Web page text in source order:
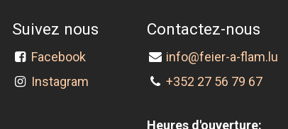
Suivez nous
Facebook
Instagram
Contactez-nous
info@feier-a-flam.lu
+352 27 56 79 67
Heures d'ouverture: